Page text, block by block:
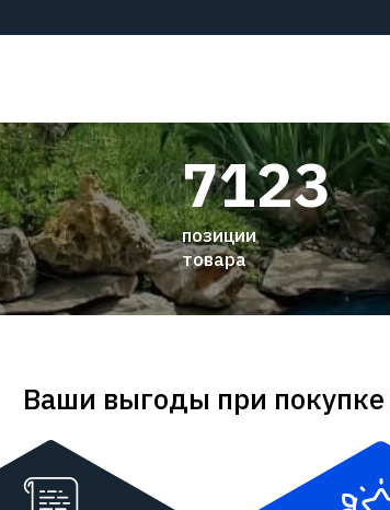
7123
позиции
товара
Ваши выгоды при покупке